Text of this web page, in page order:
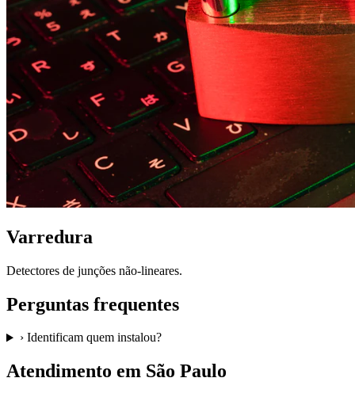
Varredura
Detectores de junções não-lineares.
Perguntas frequentes
› Identificam quem instalou?
Atendimento em São Paulo